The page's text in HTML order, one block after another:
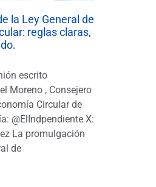
la Ley General de
reglas claras,
escrito
Moreno , Consejero
Circular de
@ElIndpendiente X:
La promulgación
de